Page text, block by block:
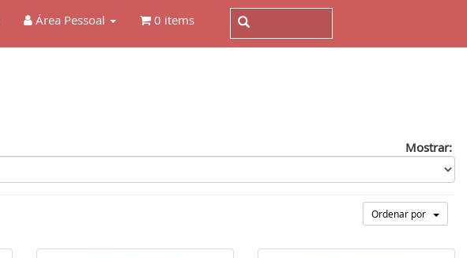
Área Pessoal 0 items
Mostrar:
Ordenar por